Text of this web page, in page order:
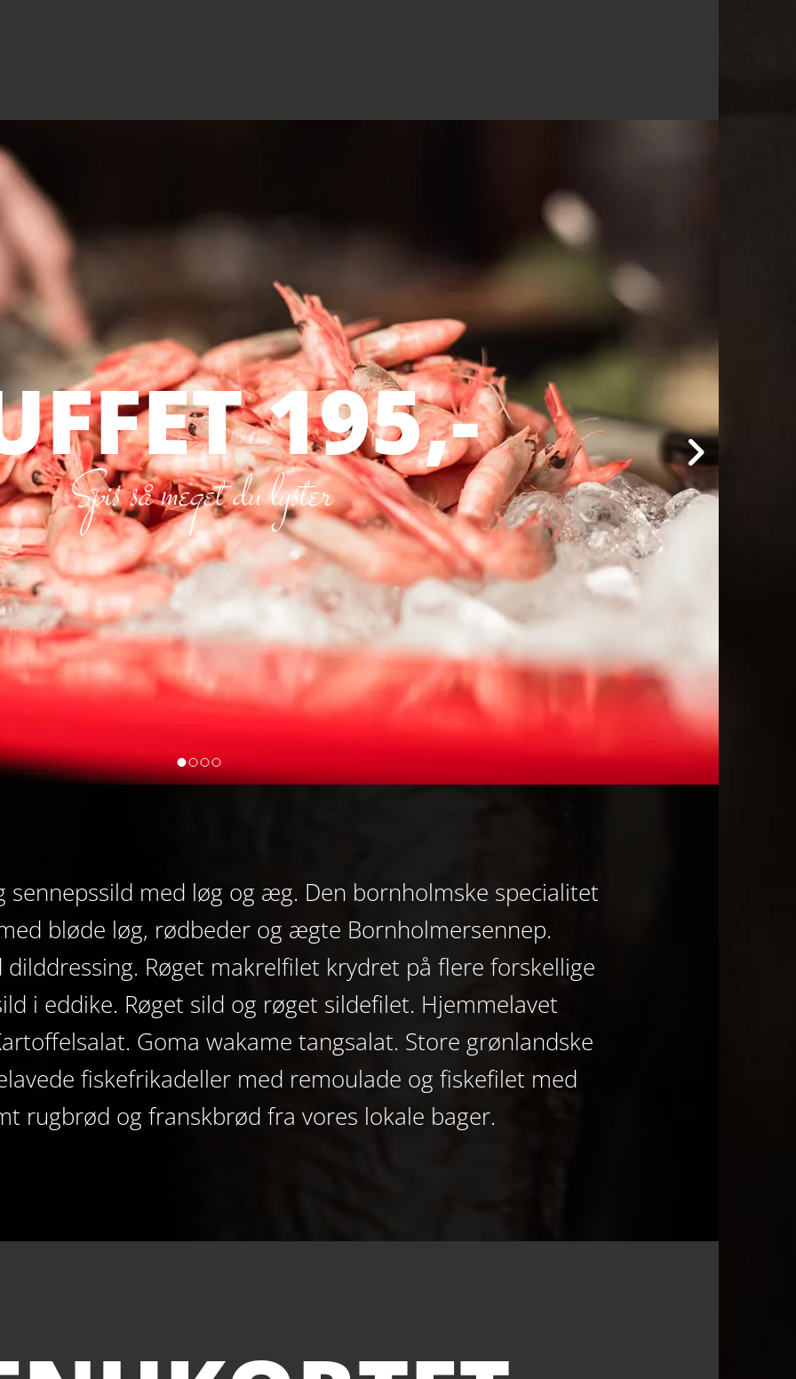
sennepssild med løg og æg. Den bornholmske specialitet
bløde løg, rødbeder og ægte Bornholmersennep.
Røget makrelfilet krydret på flere forskellige
i eddike. Røget sild og røget sildefilet. Hjemmelavet
Goma wakame tangsalat. Store grønlandske
fiskefrikadeller med remoulade og fiskefilet med
rugbrød og franskbrød fra vores lokale bager.